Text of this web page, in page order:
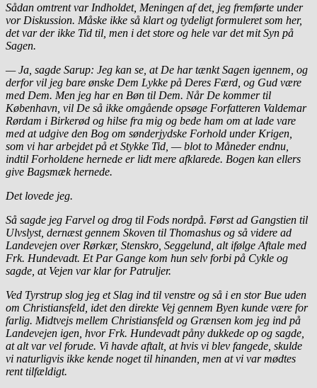
Sådan omtrent var Indholdet, Meningen af det, jeg fremførte under
vor Diskussion. Måske ikke så klart og tydeligt formuleret som her,
det var der ikke Tid til, men i det store og hele var det mit Syn på
Sagen.
— Ja, sagde Sarup: Jeg kan se, at De har tænkt Sagen igennem, og
derfor vil jeg bare ønske Dem Lykke på Deres Færd, og Gud være
med Dem. Men jeg har en Bøn til Dem. Når De kommer til
København, vil De så ikke omgående opsøge Forfatteren Valdemar
Rørdam i Birkerød og hilse fra mig og bede ham om at lade vare
med at udgive den Bog om sønderjydske Forhold under Krigen,
som vi har arbejdet på et Stykke Tid, — blot to Måneder endnu,
indtil Forholdene hernede er lidt mere afklarede. Bogen kan ellers
give Bagsmæk hernede.
Det lovede jeg.
Så sagde jeg Farvel og drog til Fods nordpå. Først ad Gangstien til
Ulvslyst, dernæst gennem Skoven til Thomashus og så videre ad
Landevejen over Rørkær, Stenskro, Seggelund, alt ifølge Aftale med
Frk. Hundevadt. Et Par Gange kom hun selv forbi på Cykle og
sagde, at Vejen var klar for Patruljer.
Ved Tyrstrup slog jeg et Slag ind til venstre og så i en stor Bue uden
om Christiansfeld, idet den direkte Vej gennem Byen kunde være for
farlig. Midtvejs mellem Christiansfeld og Grænsen kom jeg ind på
Landevejen igen, hvor Frk. Hundevadt påny dukkede op og sagde,
at alt var vel forude. Vi havde aftalt, at hvis vi blev fangede, skulde
vi naturligvis ikke kende noget til hinanden, men at vi var mødtes
rent tilfældigt.